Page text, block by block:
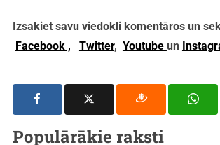
Izsakiet savu viedokli komentāros un
Facebook ,
Twitter, Youtube un
Populārākie raksti